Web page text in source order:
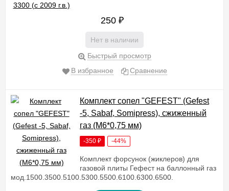
250 ₽
Нет в наличии
Быстрый просмотр
В избранное
Сравнение
Комплект сопел "GEFEST" (Gefest
-5, Sabaf, Somipress), сжиженный
газ (М6*0,75 мм)
-350 ₽ -44%
Комплект форсунок (жиклеров) для
газовой плиты Гефест на баллонный газ
мод.1500.3500.5100.5300.5500.6100.6300.6500.